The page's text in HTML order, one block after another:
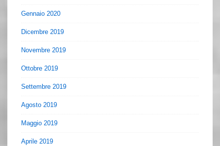
Gennaio 2020
Dicembre 2019
Novembre 2019
Ottobre 2019
Settembre 2019
Agosto 2019
Maggio 2019
Aprile 2019